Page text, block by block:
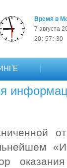
Время в
7 августа
20: 57 : 31